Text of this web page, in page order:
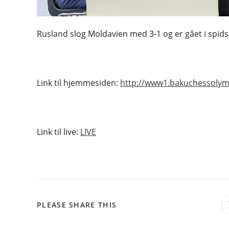
Rusland slog Moldavien med 3-1 og er gået i
Link til hjemmesiden: http://
Link til live: LIVE
PLEASE SHARE THIS